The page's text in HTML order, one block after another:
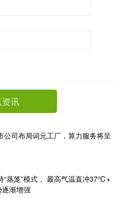
讯
公司布局词元工厂，算力服务将呈
“蒸笼”模式， 最高气温直冲37℃+
逐渐增强